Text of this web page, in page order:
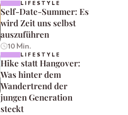
LIFESTYLE
Self-Date-Summer: Es
wird Zeit uns selbst
auszuführen
10 Min.
LIFESTYLE
Hike statt Hangover:
Was hinter dem
Wandertrend der
jungen Generation
steckt